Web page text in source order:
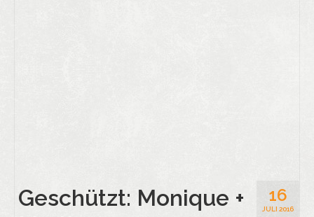
16
JULI 2016
Geschützt: Monique +